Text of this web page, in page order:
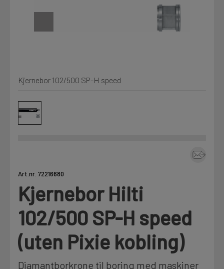
Kjemi, vindsperre og branntetting
Annet
Fag
Motek
Prislister
Firmainformasjon
LOGG UT
Kjernebor 102/500 SP-H speed
Art.nr. 72216680
Kjernebor Hilti
102/500 SP-H speed
(uten Pixie kobling)
Diamantborkrone til boring med maskiner